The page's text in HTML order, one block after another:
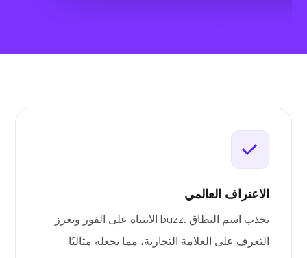
الاعتراف العالمي
يجذب اسم النطاق .buzz الانتباه على الفور ويعزز
التعرف على العلامة التجارية، مما يجعله مثاليًا